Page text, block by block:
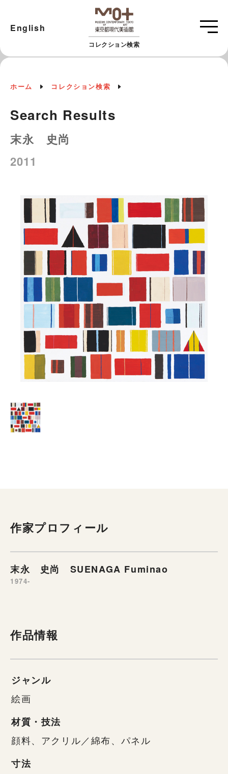
コレクション検索
English
ホーム コレクション検索
Search Results
末永 史尚
2011
作家プロフィール
末永 史尚 SUENAGA Fuminao
1974-
作品情報
ジャンル
絵画
材質・技法
顔料、アクリル／綿布、パネル
寸法